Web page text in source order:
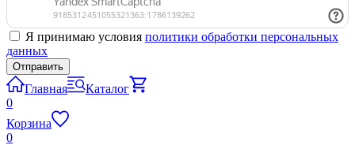
Я принимаю условия политики обработки персональных
данных
Главная
Каталог
0
Корзина
0